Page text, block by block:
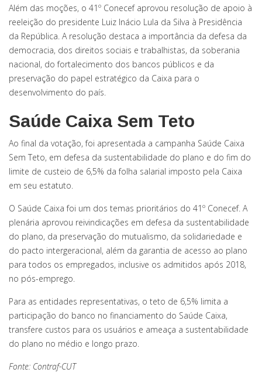
Além das moções, o 41º Conecef aprovou resolução de apoio à
reeleição do presidente Luiz Inácio Lula da Silva à Presidência
da República. A resolução destaca a importância da defesa da
democracia, dos direitos sociais e trabalhistas, da soberania
nacional, do fortalecimento dos bancos públicos e da
preservação do papel estratégico da Caixa para o
desenvolvimento do país.
Saúde Caixa Sem Teto
Ao final da votação, foi apresentada a campanha Saúde Caixa
Sem Teto, em defesa da sustentabilidade do plano e do fim do
limite de custeio de 6,5% da folha salarial imposto pela Caixa
em seu estatuto.
O Saúde Caixa foi um dos temas prioritários do 41º Conecef. A
plenária aprovou reivindicações em defesa da sustentabilidade
do plano, da preservação do mutualismo, da solidariedade e
do pacto intergeracional, além da garantia de acesso ao plano
para todos os empregados, inclusive os admitidos após 2018,
no pós-emprego.
Para as entidades representativas, o teto de 6,5% limita a
participação do banco no financiamento do Saúde Caixa,
transfere custos para os usuários e ameaça a sustentabilidade
do plano no médio e longo prazo.
Fonte: Contraf-CUT